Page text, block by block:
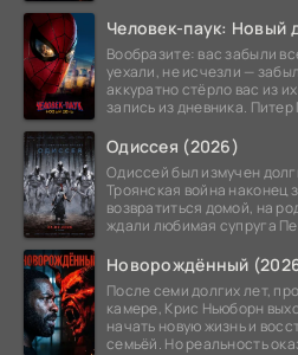
Человек-паук: Новый
Вообразите: вас забыли
уехали, не исчезли —
аккуратно стёрло вас из
запись из дневника.
Одиссея (2026)
Одиссей был измучен
Троянская война наконец
возвратиться домой, на
ждали любимая супруга
Новорождённый
После семи долгих лет,
камере, Крис Ньюборн
начать новую жизнь и
семьёй. Но реальность